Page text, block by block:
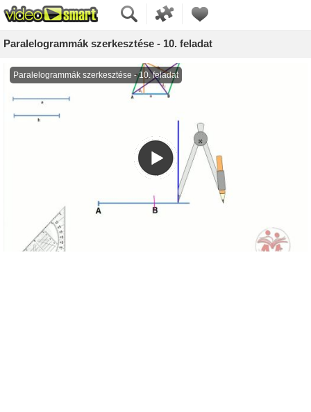
Paralelogrammák szerkesztése - 10. feladat